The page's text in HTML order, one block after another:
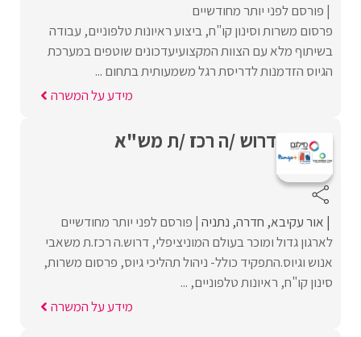
פורסם לפני יותר מחודשיים
פרסום משרות וסינון קו"ח, ביצוע ראיונות טלפוניים, עבודה
בשיתוף מלא עם הצוות המקצועיעדכונים שוטפים במערכת
הגיוס הזדמנות לדריסת רגל משמעותית בתחום ...
מידע על המשרה
דרוש /ה רכז /ת מש"א
אור עקיבא חדרה נתניה פורסם לפני יותר מחודשיים
לארגון גדול ומוכר בעולם המוניציפלי, דרוש.ה רכז.ת משאבי
אנוש וגיוס.התפקיד כולל- ניהול תהליכי גיוס, פרסום משרות,
סינון קו"ח, ראיונות טלפוניים, ...
מידע על המשרה